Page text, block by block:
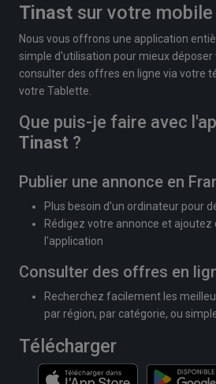
Tinast sur votre mobile
Nous vous offrons une application
simple d'utilisation pour mieux déposer
consulter des offres en ligne via votre
votre Tablette.
Que puis-je faire avec
Tinast ?
Publier une annonce en
Plus besoin d'un ordinateur pour
Rédigez votre annonce et ajoutez
l'application
Consulter des offres en
Recherchez facilement les
par région, par catégorie, ou
Télécharger